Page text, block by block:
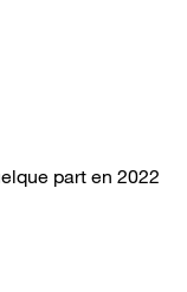
part en 2022